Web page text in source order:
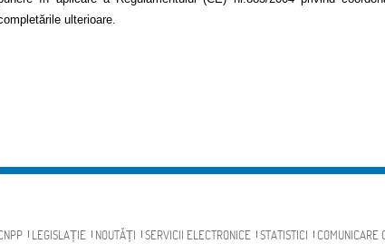
ulterioare.
LEGISLAȚIE NOUTĂȚI SERVICII ELECTRONICE STATISTICI COMUNICARE